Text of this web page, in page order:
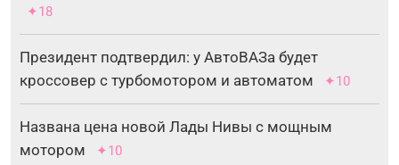
✦18
Президент подтвердил: у АвтоВАЗа будет
кроссовер с турбомотором и автоматом
✦10
Названа цена новой Лады Нивы с мощным
мотором
✦10